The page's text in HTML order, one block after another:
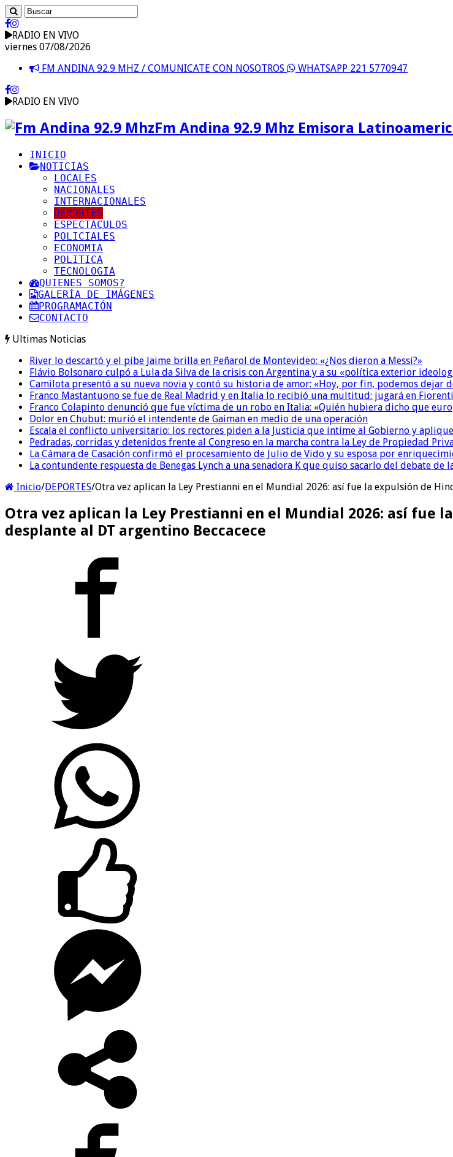
RADIO EN VIVO
viernes 07/08/2026
FM ANDINA 92.9 MHZ / COMUNICATE CON NOSOTROS
WHATSAPP 221 5770947
RADIO EN VIVO
Fm Andina 92.9 Mhz Emisora
INICIO
NOTICIAS
LOCALES
NACIONALES
INTERNACIONALES
DEPORTES
ESPECTACULOS
POLICIALES
ECONOMIA
POLITICA
TECNOLOGIA
QUIENES SOMOS?
GALERÍA DE IMÁGENES
PROGRAMACIÓN
CONTACTO
Ultimas Noticias
River lo descartó y el pibe Jaime brilla en Peñarol de Montevideo: «¿Nos dieron a Messi?»
Flávio Bolsonaro culpó a Lula da Silva de la crisis con Argentina y a su «política exterior
Camilota presentó a su nueva novia y contó su historia de amor: «Hoy, por fin, podemos dejar
Franco Mastantuono se fue de Real Madrid y en Italia lo recibió una multitud: jugará en
Franco Colapinto denunció que fue víctima de un robo en Italia: «Quién hubiera dicho que
Dolor en Chubut: murió el intendente de Gaiman en medio de una operación
Escala el conflicto universitario: los rectores piden a la Justicia que intime al Gobierno y
Pedradas, corridas y detenidos frente al Congreso en la marcha contra la Ley de Propiedad
La Cámara de Casación confirmó el procesamiento de Julio de Vido y su esposa por
La contundente respuesta de Benegas Lynch a una senadora K que quiso sacarlo del debate
Inicio/DEPORTES/Otra vez aplican la Ley Prestianni en el Mundial 2026: así fue la expulsión de
Otra vez aplican la Ley Prestianni en el Mundial 2026: así fue
desplante al DT argentino Beccacece